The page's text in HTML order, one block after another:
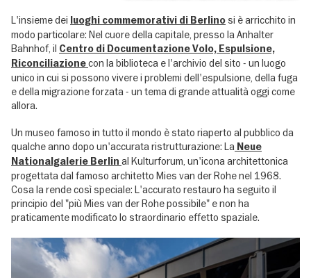
L'insieme dei luoghi commemorativi di Berlino si è arricchito in
modo particolare: Nel cuore della capitale, presso la Anhalter
Bahnhof, il Centro di Documentazione Volo, Espulsione,
Riconciliazionecon la biblioteca e l'archivio del sito - un luogo
unico in cui si possono vivere i problemi dell'espulsione, della fuga
e della migrazione forzata - un tema di grande attualità oggi come
allora.
Un museo famoso in tutto il mondo è stato riaperto al pubblico da
qualche anno dopo un'accurata ristrutturazione: La Neue
Nationalgalerie Berlin al Kulturforum, un'icona architettonica
progettata dal famoso architetto Mies van der Rohe nel 1968.
Cosa la rende così speciale: L'accurato restauro ha seguito il
principio del "più Mies van der Rohe possibile" e non ha
praticamente modificato lo straordinario effetto spaziale.